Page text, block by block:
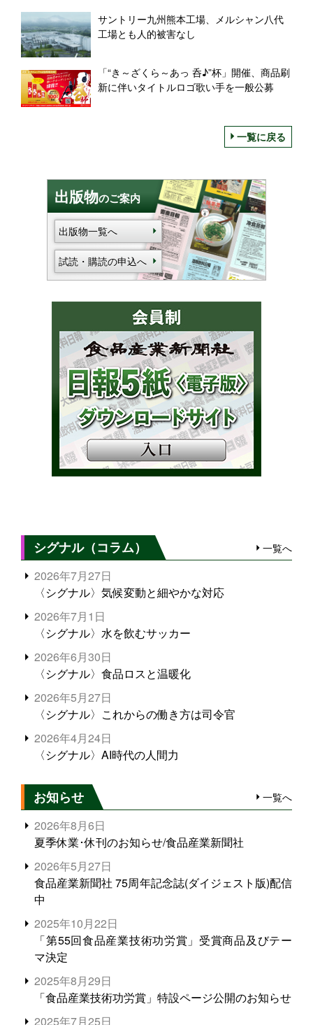
サントリー九州熊本工場、メルシャン八代
工場とも人的被害なし
「“き～ざくら～あっ 呑♪”杯」開催、商品刷
新に伴いタイトルロゴ歌い手を一般公募
一覧に戻る
出版物のご案内
出版物一覧へ
試読・購読の申込へ
シグナル（コラム） 一覧へ
2026年7月27日
〈シグナル〉気候変動と細やかな対応
2026年7月1日
〈シグナル〉水を飲むサッカー
2026年6月30日
〈シグナル〉食品ロスと温暖化
2026年5月27日
〈シグナル〉これからの働き方は司令官
2026年4月24日
〈シグナル〉AI時代の人間力
お知らせ 一覧へ
2026年8月6日
夏季休業･休刊のお知らせ/食品産業新聞社
2026年5月27日
食品産業新聞社 75周年記念誌(ダイジェスト版)配信
中
2025年10月22日
「第55回食品産業技術功労賞」受賞商品及びテー
マ決定
2025年8月29日
「食品産業技術功労賞」特設ページ公開のお知らせ
2025年7月25日